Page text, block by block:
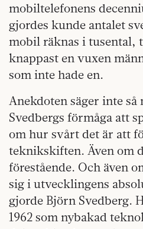
mobiltelefonens
gjordes kunde antalet
mobil räknas i tusental,
knappast en vuxen
som inte hade en.
Anekdoten säger inte så
Svedbergs förmåga att
om hur svårt det är att
teknikskiften. Även om
förestående. Och även
sig i utvecklingens
gjorde Björn Svedberg.
1962 som nybakad